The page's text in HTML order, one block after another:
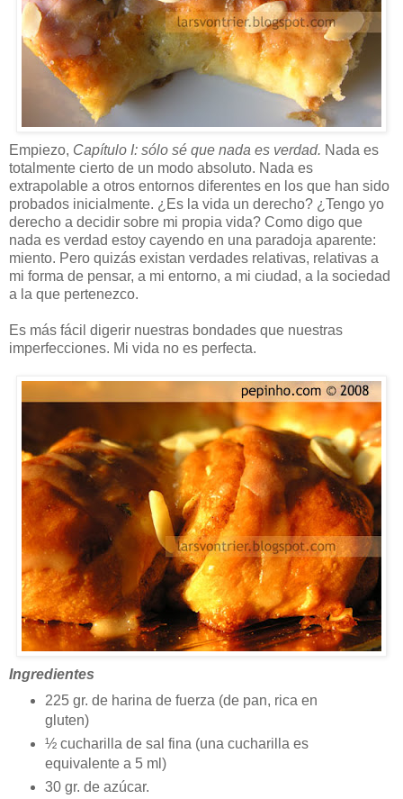
Empiezo, Capítulo I: sólo sé que nada es verdad. Nada es
totalmente cierto de un modo absoluto. Nada es
extrapolable a otros entornos diferentes en los que han sido
probados inicialmente. ¿Es la vida un derecho? ¿Tengo yo
derecho a decidir sobre mi propia vida? Como digo que
nada es verdad estoy cayendo en una paradoja aparente:
miento. Pero quizás existan verdades relativas, relativas a
mi forma de pensar, a mi entorno, a mi ciudad, a la sociedad
a la que pertenezco.
Es más fácil digerir nuestras bondades que nuestras
imperfecciones. Mi vida no es perfecta.
Ingredientes
225 gr. de harina de fuerza (de pan, rica en
gluten)
½ cucharilla de sal fina (una cucharilla es
equivalente a 5 ml)
30 gr. de azúcar.